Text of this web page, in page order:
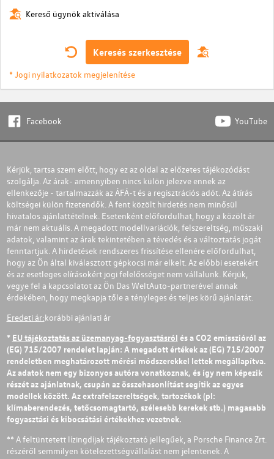
Kereső ügynök aktiválása
Keresés szerkesztése
* Jogi nyilatkozatok megjelenítése
Facebook YouTube
Kérjük, tartsa szem előtt, hogy ez az oldal az előzetes tájékozódást
szolgálja. Az árak- amennyiben nincs külön jelezve ennek az
ellenkezője - tartalmazzák az ÁFÁ-t és a regisztrációs adót. Az átírás
költségei külön fizetendők. A fent közölt hirdetés nem minősül
hivatalos ajánlattételnek. Esetenként előfordulhat, hogy a közölt ár
már nem aktuális. A megadott modellvariációk, felszereltség, műszaki
adatok, valamint az árak tekintetében a tévedés és a változtatás jogát
fenntartjuk. A hirdetések rendszeres frissítése ellenére előfordulhat,
hogy az Ön által kiválasztott gépkocsi már elkelt. Az előbbi esetekért
és az esetleges elírásokért jogi felelősséget nem vállalunk. Kérjük,
vegye fel a kapcsolatot az Ön Das WeltAuto-partnerével annak
érdekében, hogy megkapja tőle a tényleges és teljes körű ajánlatát.
Eredeti ár:korábbi ajánlati ár
* EU tájékoztatás az üzemanyag-fogyasztásról és a CO2 emisszióról az
(EG) 715/2007 rendelet lapján: A megadott értékek az (EG) 715/2007
rendeletben meghatározott mérési módszerekkel lettek megállapítva.
Az adatok nem egy bizonyos autóra vonatkoznak, és így nem képezik
részét az ajánlatnak, csupán az összehasonlítást segítik az egyes
modellek között. Az extrafelszereltségek, tartozékok (pl:
klímaberendezés, tetőcsomagtartó, szélesebb kerekek stb.) magasabb
fogyasztási és kibocsátási értékekhez vezetnek.
** A feltüntetett lízingdíjak tájékoztató jellegűek, a Porsche Finance Zrt.
részéről semmilyen kötelezettségvállalást nem jelentenek. A